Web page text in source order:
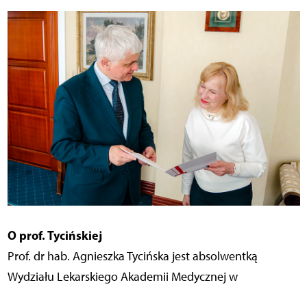
O prof. Tycińskiej
Prof. dr hab. Agnieszka Tycińska jest absolwentką
Wydziału Lekarskiego Akademii Medycznej w